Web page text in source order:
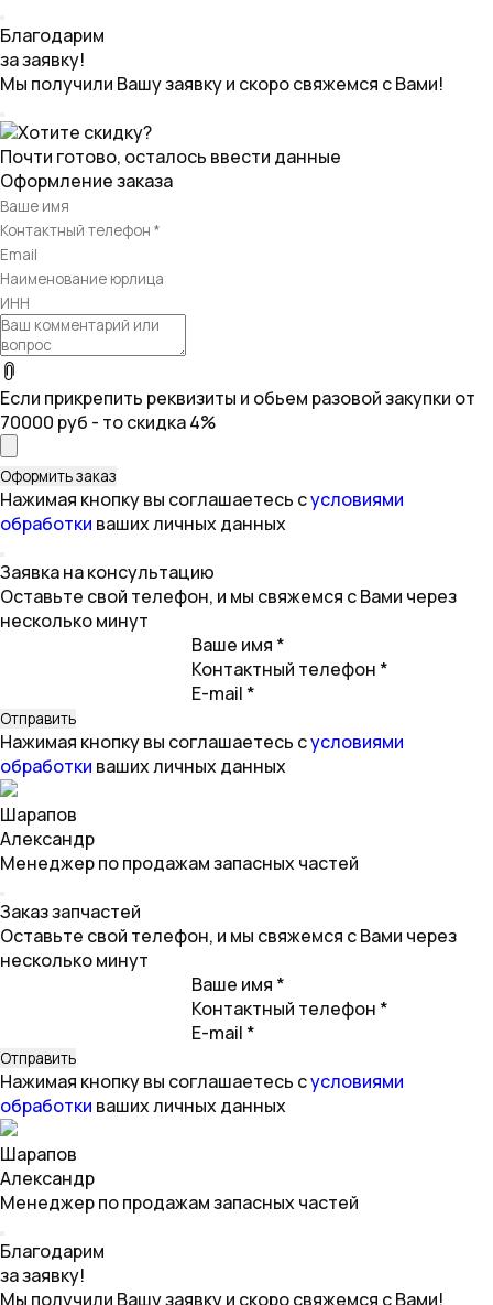
Благодарим
за заявку!
Мы получили Вашу заявку и скоро свяжемся с Вами!
Хотите скидку?
Почти готово, осталось ввести данные
Оформление заказа
Если прикрепить реквизиты и обьем разовой закупки от
70000 руб - то скидка 4%
Нажимая кнопку вы соглашаетесь сусловиями
обработки ваших личных данных
Заявка на консультацию
Оставьте свой телефон, и мы свяжемся с Вами через
несколько минут
Ваше имя *
Контактный телефон *
E-mail *
Нажимая кнопку вы соглашаетесь сусловиями
обработки ваших личных данных
Шарапов
Александр
Менеджер по продажам запасных частей
Заказ запчастей
Оставьте свой телефон, и мы свяжемся с Вами через
несколько минут
Ваше имя *
Контактный телефон *
E-mail *
Нажимая кнопку вы соглашаетесь сусловиями
обработки ваших личных данных
Шарапов
Александр
Менеджер по продажам запасных частей
Благодарим
за заявку!
Мы получили Вашу заявку и скоро свяжемся с Вами!